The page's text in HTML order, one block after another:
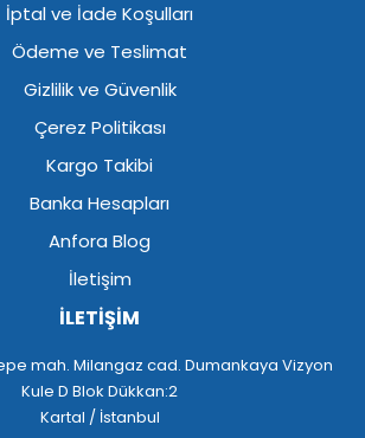
İptal ve İade Koşulları
Ödeme ve Teslimat
Gizlilik ve Güvenlik
Çerez Politikası
Kargo Takibi
Banka Hesapları
Anfora Blog
İletişim
İLETİŞİM
mah. Milangaz cad. Dumankaya Vizyon
Kule D Blok Dükkan:2
Kartal / İstanbul